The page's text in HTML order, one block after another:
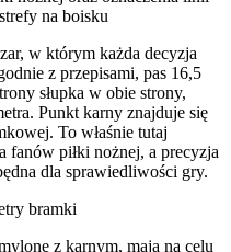
na boisku
w którym każda decyzja
z przepisami, pas 16,5
słupka w obie strony,
Punkt karny znajduje się
To właśnie tutaj
fanów piłki nożnej, a precyzja
dla sprawiedliwości gry.
bramki
z karnym, mają na celu